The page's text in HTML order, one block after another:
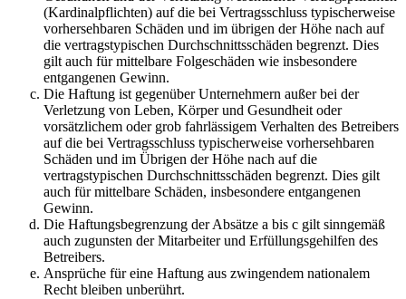
(Kardinalpflichten) auf die bei Vertragsschluss typischerweise
vorhersehbaren Schäden und im übrigen der Höhe nach auf
die vertragstypischen Durchschnittsschäden begrenzt. Dies
gilt auch für mittelbare Folgeschäden wie insbesondere
entgangenen Gewinn.
Die Haftung ist gegenüber Unternehmern außer bei der
Verletzung von Leben, Körper und Gesundheit oder
vorsätzlichem oder grob fahrlässigem Verhalten des Betreibers
auf die bei Vertragsschluss typischerweise vorhersehbaren
Schäden und im Übrigen der Höhe nach auf die
vertragstypischen Durchschnittsschäden begrenzt. Dies gilt
auch für mittelbare Schäden, insbesondere entgangenen
Gewinn.
Die Haftungsbegrenzung der Absätze a bis c gilt sinngemäß
auch zugunsten der Mitarbeiter und Erfüllungsgehilfen des
Betreibers.
Ansprüche für eine Haftung aus zwingendem nationalem
Recht bleiben unberührt.